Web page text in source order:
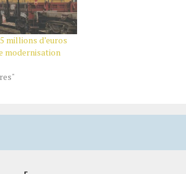
millions d’euros
modernisation